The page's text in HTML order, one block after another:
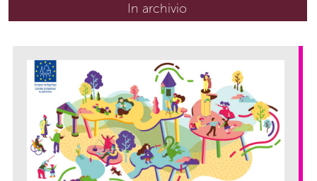
In archivio